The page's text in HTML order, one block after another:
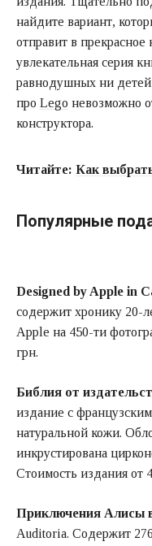
найдите вариант,
отправит в
увлекательная серия
равнодушных ни
про Lego невозможно
конструктора.
Читайте: Как
Популярные
Designed by Apple in
содержит хронику 20-
Apple на 450-ти
грн.
Библия от
издание с
натуральной кожи.
инкрустирована
Стоимость издания от
Приключения Алисы
Auditoria. Содержит